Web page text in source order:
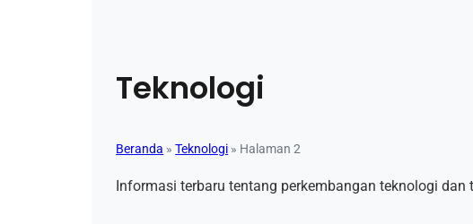
Teknologi
Beranda »Teknologi » Halaman 2
Informasi terbaru tentang perkembangan teknologi dan